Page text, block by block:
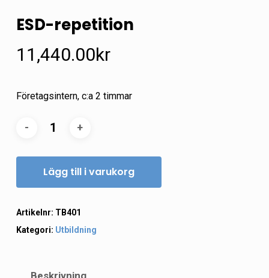
ESD-repetition
11,440.00kr
Företagsintern, c:a 2 timmar
Lägg till i varukorg
Artikelnr: TB401
Kategori: Utbildning
Beskrivning